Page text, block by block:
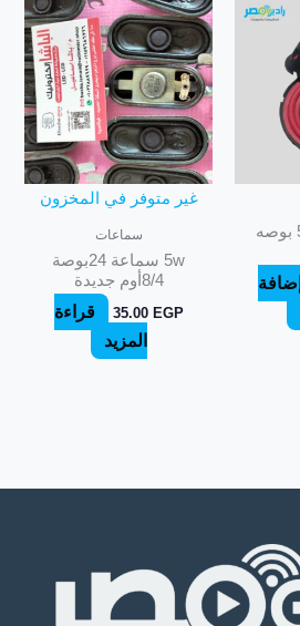
سماعه بازوكا 5 بوصه
إضافة
غير متوفر في المخزون
سماعات
5w سماعة 24بوصة
8/4أوم جديدة
35.00 EGP
قراءة
المزيد